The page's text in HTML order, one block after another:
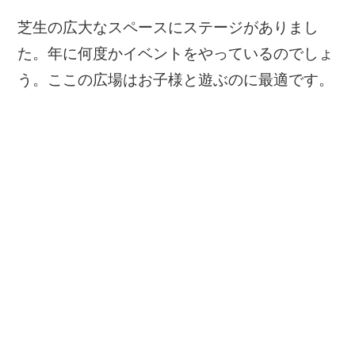
芝生の広大なスペースにステージがありまし
た。年に何度かイベントをやっているのでしょ
う。ここの広場はお子様と遊ぶのに最適です。